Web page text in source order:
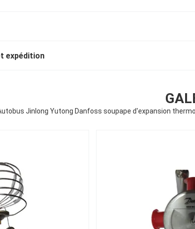
expédition
Jinlong Yutong Danfoss soupape d'expansion